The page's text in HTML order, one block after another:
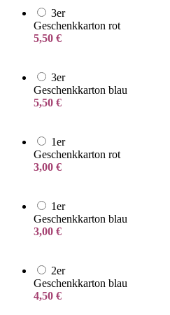
3er
Geschenkkarton rot
5,50 €
3er
Geschenkkarton blau
5,50 €
1er
Geschenkkarton rot
3,00 €
1er
Geschenkkarton blau
3,00 €
2er
Geschenkkarton blau
4,50 €